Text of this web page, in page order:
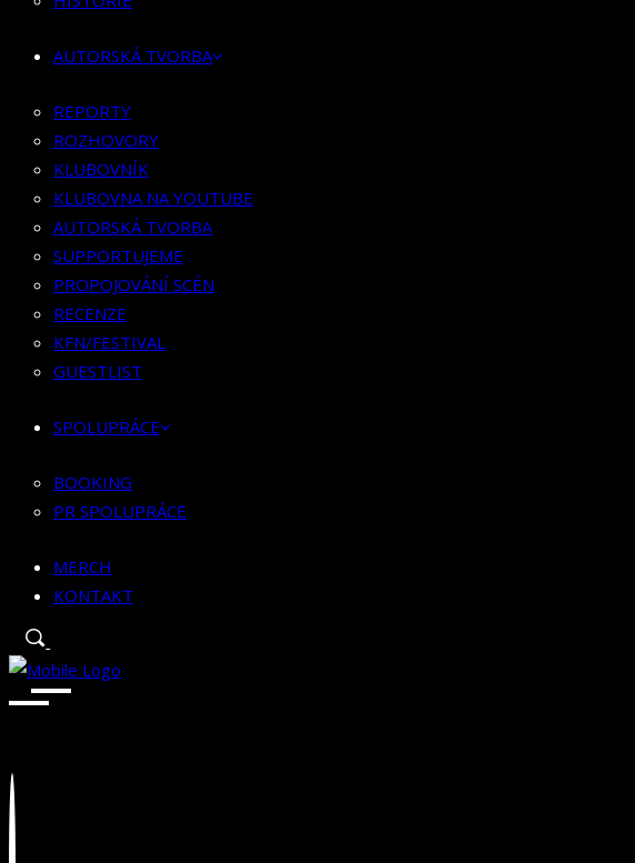
KLUBOVNA NA YOUTUBE
SUPPORTUJEME
PROPOJOVÁNÍ SCÉN
RECENZE
KFN/FESTIVAL
GUESTLIST
SPOLUPRÁCE
BOOKING
PR SPOLUPRÁCE
MERCH
AUTORSKÁ TVORBA
REPORTY
ROZHOVORY
KLUBOVNÍK
KLUBOVNA NA YOUTUBE
AUTORSKÁ TVORBA
SUPPORTUJEME
PROPOJOVÁNÍ SCÉN
RECENZE
KFN/FESTIVAL
GUESTLIST
SPOLUPRÁCE
BOOKING
PR SPOLUPRÁCE
MERCH
KONTAKT